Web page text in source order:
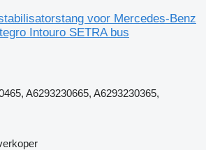
voor Mercedes-Benz
Intouro SETRA bus
A6293230665, A6293230365,